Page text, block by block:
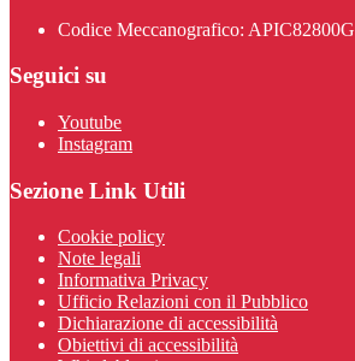
Codice Meccanografico: APIC82800G
Seguici su
Youtube
Instagram
Sezione Link Utili
Cookie policy
Note legali
Informativa Privacy
Ufficio Relazioni con il Pubblico
Dichiarazione di accessibilità
Obiettivi di accessibilità